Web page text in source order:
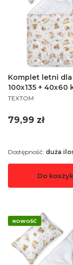
Łazienka
Dla mam
Komplet letni
100x135 + 40x60
poduszka
PRODUCENT
TEXTOM
Cena
79,99 zł
Do
Dostępność: duża
NOWOŚĆ